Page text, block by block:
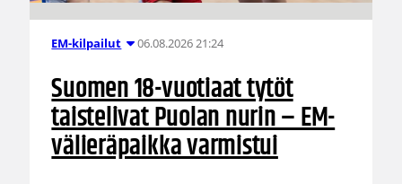
EM-kilpailut 06.08.2026 21:24
Suomen 18-vuotiaat tytöt
taistelivat Puolan nurin – EM-
välieräpaikka varmistui